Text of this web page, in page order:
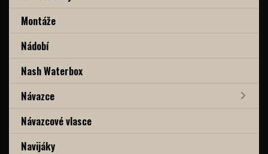
Montáže
Nádobí
Nash Waterbox
Návazce
Návazcové vlasce
Navijáky